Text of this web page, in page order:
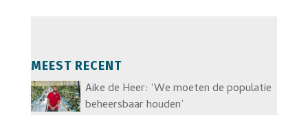
MEEST RECENT
Aike de Heer: ‘We moeten de populatie
beheersbaar houden’